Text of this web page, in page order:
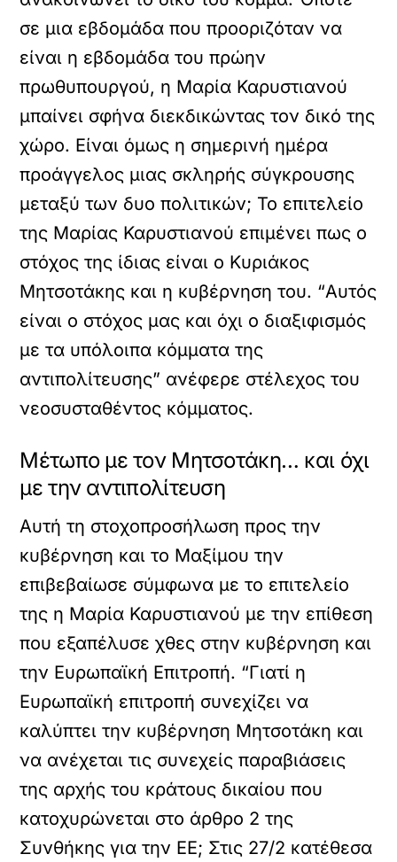
σε μια εβδομάδα που προοριζόταν να
είναι η εβδομάδα του πρώην
πρωθυπουργού, η Μαρία Καρυστιανού
μπαίνει σφήνα διεκδικώντας τον δικό της
χώρο. Είναι όμως η σημερινή ημέρα
προάγγελος μιας σκληρής σύγκρουσης
μεταξύ των δυο πολιτικών; Το επιτελείο
της Μαρίας Καρυστιανού επιμένει πως ο
στόχος της ίδιας είναι ο Κυριάκος
Μητσοτάκης και η κυβέρνηση του. “Αυτός
είναι ο στόχος μας και όχι ο διαξιφισμός
με τα υπόλοιπα κόμματα της
αντιπολίτευσης” ανέφερε στέλεχος του
νεοσυσταθέντος κόμματος.
Μέτωπο με τον Μητσοτάκη… και όχι
με την αντιπολίτευση
Αυτή τη στοχοπροσήλωση προς την
κυβέρνηση και το Μαξίμου την
επιβεβαίωσε σύμφωνα με το επιτελείο
της η Μαρία Καρυστιανού με την επίθεση
που εξαπέλυσε χθες στην κυβέρνηση και
την Ευρωπαϊκή Επιτροπή. “Γιατί η
Ευρωπαϊκή επιτροπή συνεχίζει να
καλύπτει την κυβέρνηση Μητσοτάκη και
να ανέχεται τις συνεχείς παραβιάσεις
της αρχής του κράτους δικαίου που
κατοχυρώνεται στο άρθρο 2 της
Συνθήκης για την ΕΕ; Στις 27/2 κατέθεσα